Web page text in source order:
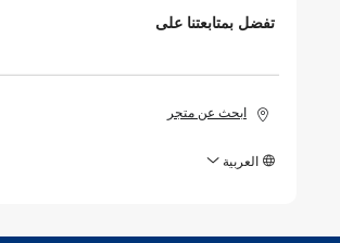
تفضل بمتابعتنا على
ابحث عن متجر
العربية